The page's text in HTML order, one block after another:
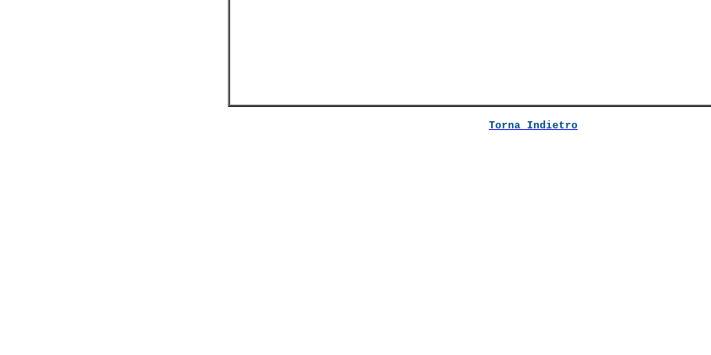
Torna Indietro